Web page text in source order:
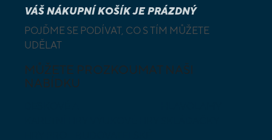
VÁŠ NÁKUPNÍ KOŠÍK JE PRÁZDNÝ
POJĎME SE PODÍVAT, CO S TÍM MŮŽETE
UDĚLAT
MŮŽETE PROZKOUMAT NAŠI
NABÍDKU